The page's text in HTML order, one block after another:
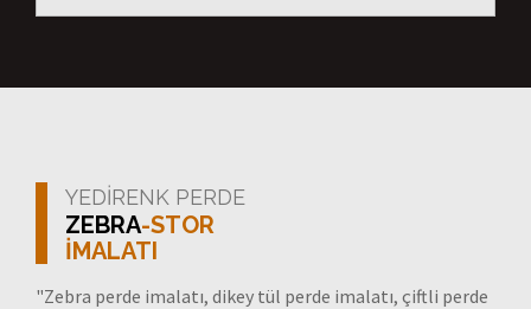
YEDİRENK PERDE
ZEBRA-STOR
İMALATI
"Zebra perde imalatı, dikey tül perde imalatı, çiftli perde